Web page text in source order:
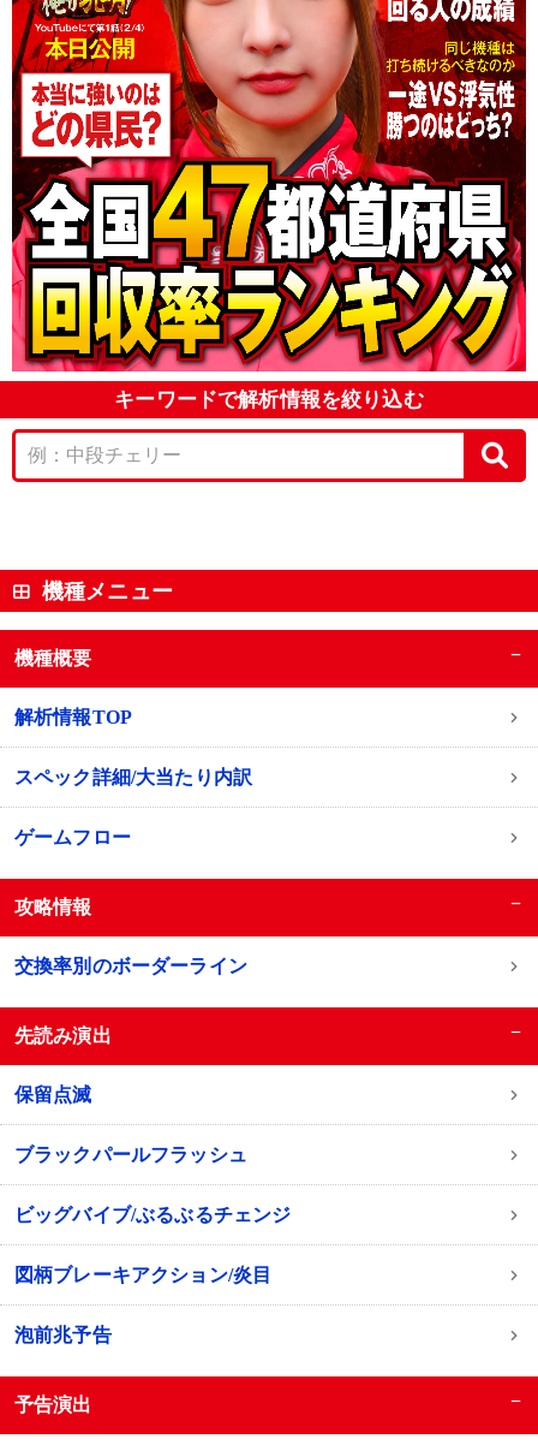
キーワードで解析情報を絞り込む
機種メニュー
機種概要 −
解析情報TOP
スペック詳細/大当たり内訳
ゲームフロー
攻略情報 −
交換率別のボーダーライン
先読み演出 −
保留点滅
ブラックパールフラッシュ
ビッグバイブ/ぶるぶるチェンジ
図柄ブレーキアクション/炎目
泡前兆予告
予告演出 −